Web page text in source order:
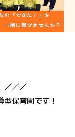
／／／
保育園です！